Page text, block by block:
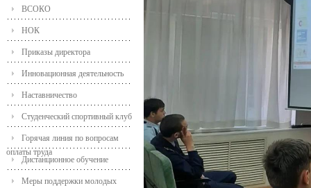
ВСОКО
НОК
Приказы директора
Инновационная деятельность
Наставничество
Студенческий спортивный клуб
Горячая линия по вопросам
оплаты труда
Дистанционное обучение
Меры поддержки молодых